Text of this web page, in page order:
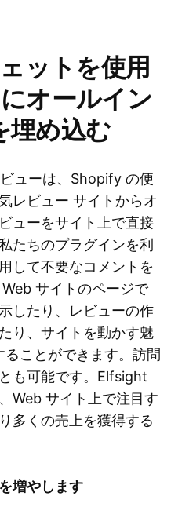
ットを使用
オールイン
埋め込む
ューは、Shopify の便
レビュー サイトからオ
ューをサイト上で直接
たちのプラグインを利
して不要なコメントを
サイトのページで
したり、レビューの作
り、サイトを動かす魅
ことができます。訪問
も可能です。Elfsight
Web サイト上で注目す
多くの売上を獲得する
増やします